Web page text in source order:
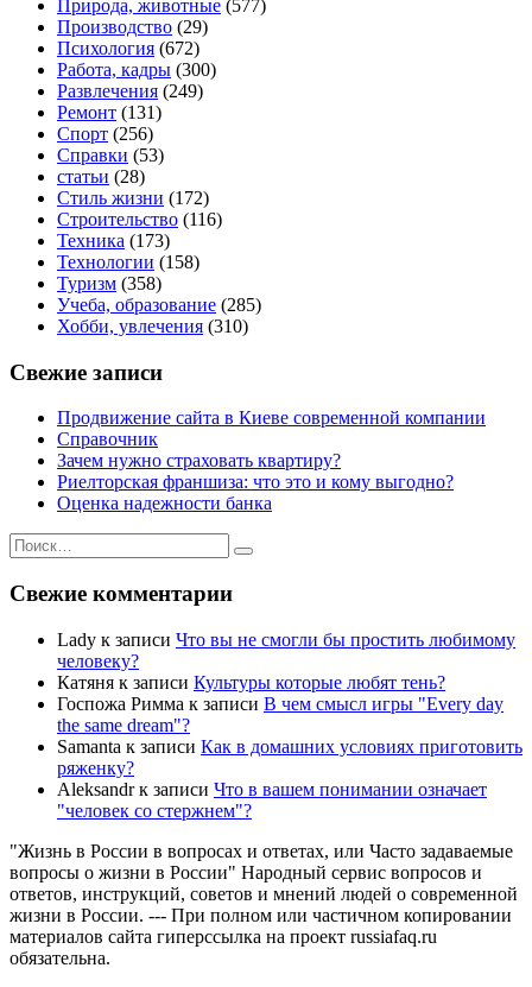
Природа, животные (577)
Производство (29)
Психология (672)
Работа, кадры (300)
Развлечения (249)
Ремонт (131)
Спорт (256)
Справки (53)
статьи (28)
Стиль жизни (172)
Строительство (116)
Техника (173)
Технологии (158)
Туризм (358)
Учеба, образование (285)
Хобби, увлечения (310)
Свежие записи
Продвижение сайта в Киеве современной компании
Справочник
Зачем нужно страховать квартиру?
Риелторская франшиза: что это и кому выгодно?
Оценка надежности банка
Искать:
Поиск
Свежие комментарии
Lady к записи Что вы не смогли бы простить любимому
человеку?
Катяня к записи Культуры которые любят тень?
Госпожа Римма к записи В чем смысл игры "Every day
the same dream"?
Samanta к записи Как в домашних условиях приготовить
ряженку?
Аleksandrк записи Что в вашем понимании означает
"человек со стержнем"?
"Жизнь в России в вопросах и ответах, или Часто задаваемые
вопросы о жизни в России" Народный сервис вопросов и
ответов, инструкций, советов и мнений людей о современной
жизни в России. --- При полном или частичном копировании
материалов сайта гиперссылка на проект russiafaq.ru
обязательна.